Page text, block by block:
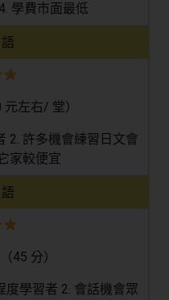
學費市面最低
左右/ 堂）
2. 許多機會練習日文會
家較便宜
45 分）
度學習者 2. 會話機會眾